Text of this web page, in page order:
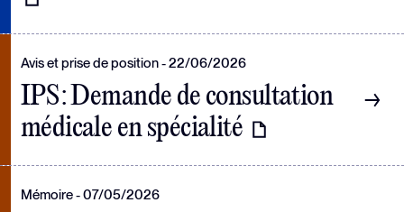
Avis et prise de position 22/06/2026
IPS : Demande de consultation
médicale en spécialité
Mémoire 07/05/2026